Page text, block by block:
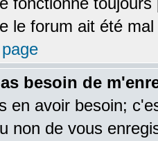
le forum ait été
besoin de
en avoir besoin;
non de vous